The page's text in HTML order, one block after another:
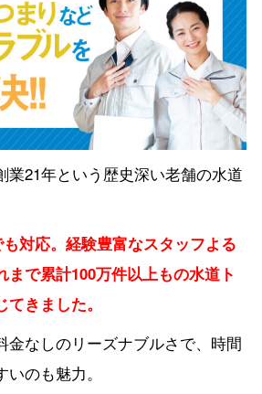
業21年という歴史深い老舗の水道
対応。経験豊富なスタッフよる
まで累計100万件以上もの水道ト
きました。
金なしのリーズナブルさで、時間
のも魅力。